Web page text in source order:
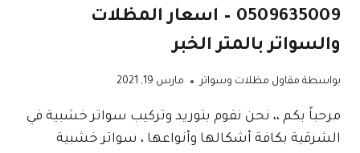
0509635009 – اسعار المظلات
والسواتر بالمتر الخبر
بواسطة مقاول مظلات وسواتر مارس 19, 2021
مرحباً بكم ،، نحن نقوم بتوريد وتركيب سواتر خشبية في
الشرقية بكافة أشكالها وأنواعها ، سواتر خشبية